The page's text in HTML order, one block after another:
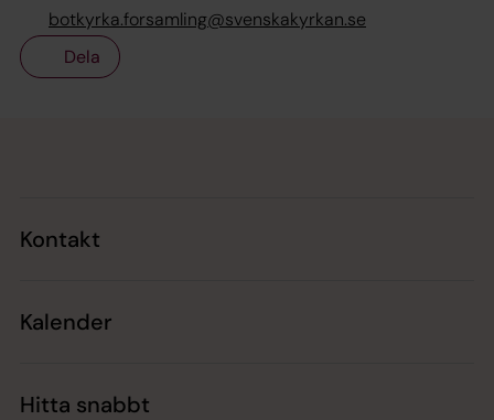
botkyrka.forsamling@svenskakyrkan.se
Dela
Kontakt
Kalender
Hitta snabbt